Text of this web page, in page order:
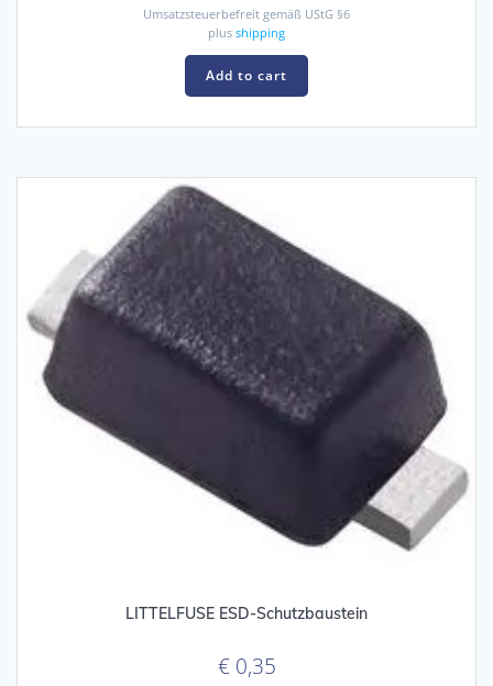
Umsatzsteuerbefreit gemäß UStG §6
plus shipping
Add to cart
LITTELFUSE ESD-Schutzbaustein
€0,35